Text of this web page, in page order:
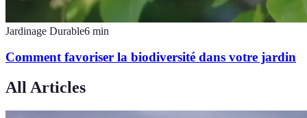
Jardinage Durable6 min
Comment favoriser la biodiversité dans votre jardin
All Articles